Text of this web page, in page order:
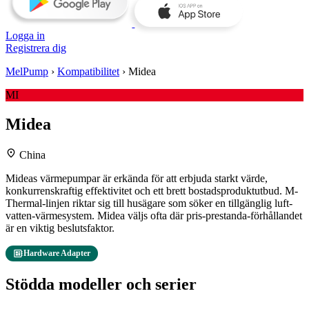
Logga in
Registrera dig
MelPump › Kompatibilitet › Midea
MI
Midea
location_on China
Mideas värmepumpar är erkända för att erbjuda starkt värde,
konkurrenskraftig effektivitet och ett brett bostadsproduktutbud. M-
Thermal-linjen riktar sig till husägare som söker en tillgänglig luft-
vatten-värmesystem. Midea väljs ofta där pris-prestanda-förhållandet
är en viktig beslutsfaktor.
developer_boardHardware Adapter
Stödda modeller och serier